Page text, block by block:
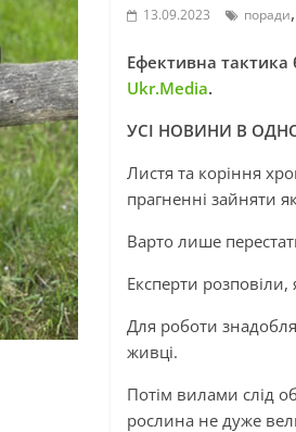
13.09.2023 поради,
Ефективна тактика
Ukr.Media.
УСІ НОВИНИ В
Листя та коріння
прагненні зайняти
Варто лише
Експерти розповіли,
Для роботи
живці.
Потім вилами слід
рослина не дуже